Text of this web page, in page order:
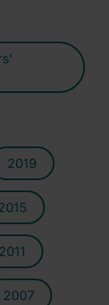
2019
2011
2007